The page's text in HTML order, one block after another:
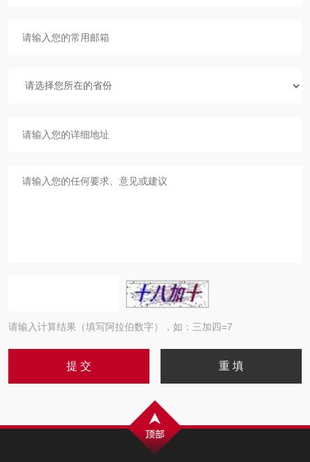
请输入计算结果（填写阿拉伯数字），如：三加四=7